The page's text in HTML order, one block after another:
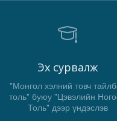
Эх сурвалж
"Монгол хэлний товч
толь" буюу "Цэвэлийн
Толь" дээр үндэслэв